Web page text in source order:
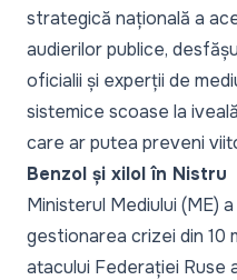
strategică națională a
audierilor publice,
oficialii și experții de
sistemice scoase la
care ar putea preveni
Benzol și xilol în Nistru
Ministerul Mediului (ME)
gestionarea crizei din 10
atacului Federației Ruse